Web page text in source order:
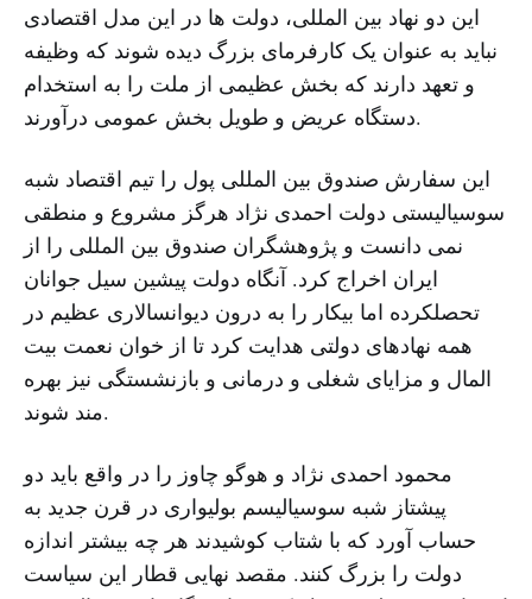
این دو نهاد بین المللی، دولت ها در این مدل اقتصادی
نباید به عنوان یک کارفرمای بزرگ دیده شوند که وظیفه
و تعهد دارند که بخش عظیمی از ملت را به استخدام
دستگاه عریض و طویل بخش عمومی درآورند.
این سفارش صندوق بین المللی پول را تیم اقتصاد شبه
سوسیالیستی دولت احمدی نژاد هرگز مشروع و منطقی
نمی دانست و پژوهشگران صندوق بین المللی را از
ایران اخراج کرد. آنگاه دولت پیشین سیل جوانان
تحصلکرده اما بیکار را به درون دیوانسالاری عظیم در
همه نهادهای دولتی هدایت کرد تا از خوان نعمت بیت
المال و مزایای شغلی و درمانی و بازنشستگی نیز بهره
مند شوند.
محمود احمدی نژاد و هوگو چاوز را در واقع باید دو
پیشتاز شبه سوسیالیسم بولیواری در قرن جدید به
حساب آورد که با شتاب کوشیدند هر چه بیشتر اندازه
دولت را بزرگ کنند. مقصد نهایی قطار این سیاست